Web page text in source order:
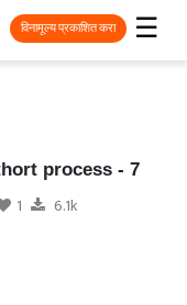
☰
विनामूल्य प्रकाशित करा
process - 7
1 6.1k